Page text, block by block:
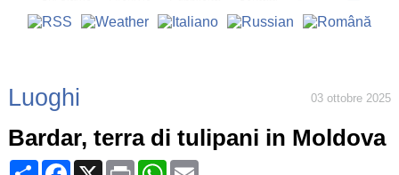
Luoghi 03 ottobre 2025
Bardar, terra di tulipani in Moldova
ShareFacebook
X Print WhatsApp
Email